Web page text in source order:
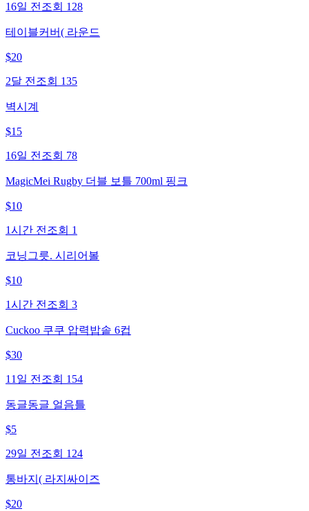
16일 전 조회 128
테이블커버( 라운드
$20
2달 전 조회 135
벽시계
$15
16일 전 조회 78
MagicMei Rugby 더블 보틀 700ml 핑크
$10
1시간 전 조회 1
코닝그릇. 시리어볼
$10
1시간 전 조회 3
Cuckoo 쿠쿠 압력밥솥 6컵
$30
11일 전 조회 154
동글동글 얼음틀
$5
29일 전 조회 124
통바지( 라지싸이즈
$20